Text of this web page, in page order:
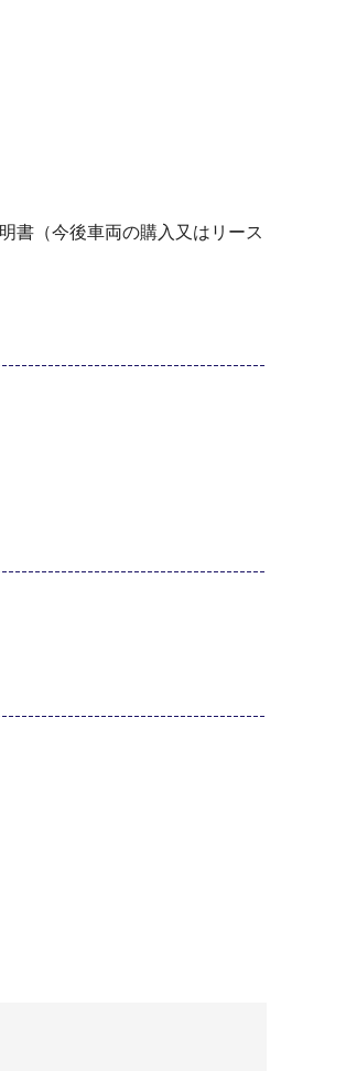
書（今後車両の購入又はリース